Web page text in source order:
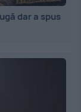
dar a spus